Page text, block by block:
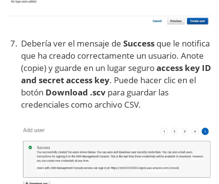
Debería ver el mensaje de Success que le notifica
que ha creado correctamente un usuario. Anote
(copie) y guarde en un lugar seguroaccess key ID
and secret access key. Puede hacer clic en el
botón Download .scv para guardar las
credenciales como archivo CSV.